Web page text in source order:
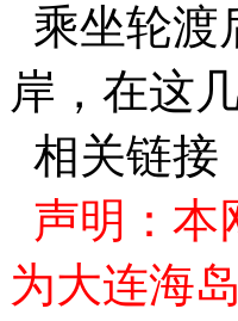
乘坐轮渡
岸，在这
相关链接
声明：本
为大连海